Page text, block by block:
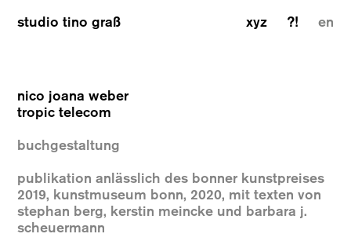
studio tino graß xyz ?! en
nico joana weber
tropic telecom
buchgestaltung
publikation anlässlich des bonner kunstpreises
2019, kunstmuseum bonn, 2020, mit texten von
stephan berg, kerstin meincke und barbara j.
scheuermann